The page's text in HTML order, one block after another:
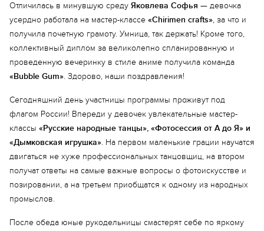
Отличилась в минувшую среду Яковлева Софья — девочка
усердно работала на мастер-классе «Chirimen crafts», за что и
получила почетную грамоту. Умница, так держать! Кроме того,
коллективный диплом за великолепно спланированную и
проведенную вечеринку в стиле аниме получила команда
«Bubble Gum». Здорово, наши поздравления!
Сегодняшний день участницы программы проживут под
флагом России! Впереди у девочек увлекательные мастер-
классы «Русские народные танцы», «Фотосессия от А до Я» и
«Дымковская игрушка». На первом маленькие грации научатся
двигаться не хуже профессиональных танцовщиц, на втором
получат ответы на самые важные вопросы о фотоискусстве и
позировании, а на третьем приобщатся к одному из народных
промыслов.
После обеда юные рукодельницы смастерят себе по яркому